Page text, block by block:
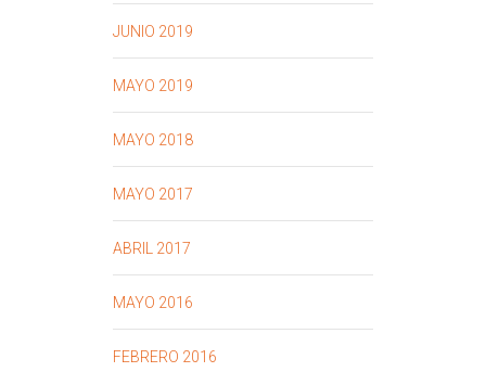
JUNIO 2019
MAYO 2019
MAYO 2018
MAYO 2017
ABRIL 2017
MAYO 2016
FEBRERO 2016